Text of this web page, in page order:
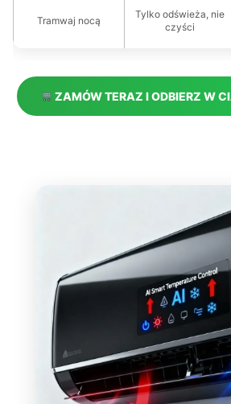
Tramwaj nocą
Tylko odświeża, nie
czyści
ZAMÓW TERAZ I ODBIERZ W